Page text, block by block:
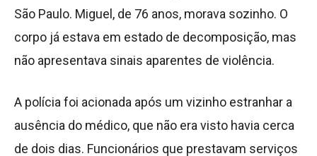
São Paulo. Miguel, de 76 anos, morava sozinho. O
corpo já estava em estado de decomposição, mas
não apresentava sinais aparentes de violência.
A polícia foi acionada após um vizinho estranhar a
ausência do médico, que não era visto havia cerca
de dois dias. Funcionários que prestavam serviços